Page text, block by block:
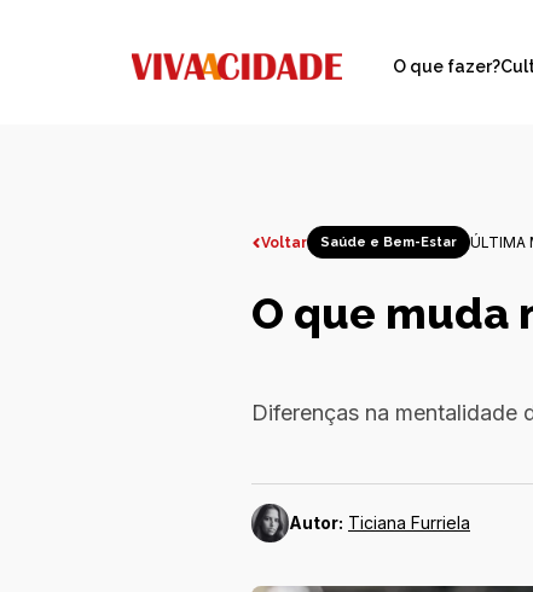
O que fazer?
Voltar Saúde e Bem-Estar ÚLTIMA
O que muda
Diferenças na mentalidade
Autor: Ticiana Furriela